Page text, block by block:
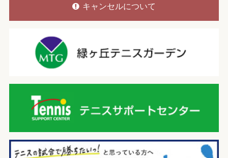
キャンセルについて